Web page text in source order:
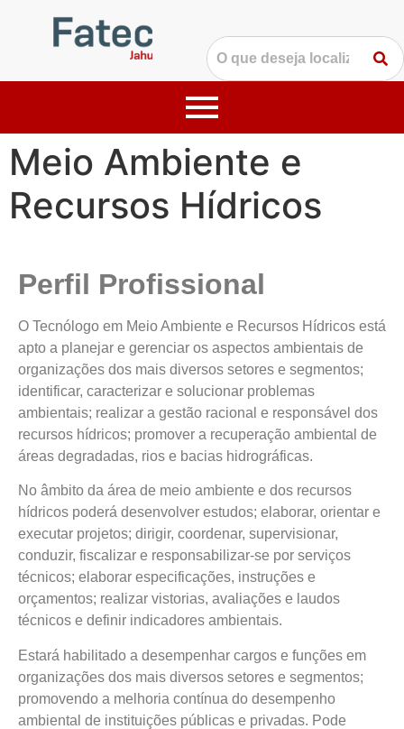
Meio Ambiente e
Recursos Hídricos
Perfil Profissional
O Tecnólogo em Meio Ambiente e Recursos Hídricos está
apto a planejar e gerenciar os aspectos ambientais de
organizações dos mais diversos setores e segmentos;
identificar, caracterizar e solucionar problemas
ambientais; realizar a gestão racional e responsável dos
recursos hídricos; promover a recuperação ambiental de
áreas degradadas, rios e bacias hidrográficas.
No âmbito da área de meio ambiente e dos recursos
hídricos poderá desenvolver estudos; elaborar, orientar e
executar projetos; dirigir, coordenar, supervisionar,
conduzir, fiscalizar e responsabilizar-se por serviços
técnicos; elaborar especificações, instruções e
orçamentos; realizar vistorias, avaliações e laudos
técnicos e definir indicadores ambientais.
Estará habilitado a desempenhar cargos e funções em
organizações dos mais diversos setores e segmentos;
promovendo a melhoria contínua do desempenho
ambiental de instituições públicas e privadas. Pode